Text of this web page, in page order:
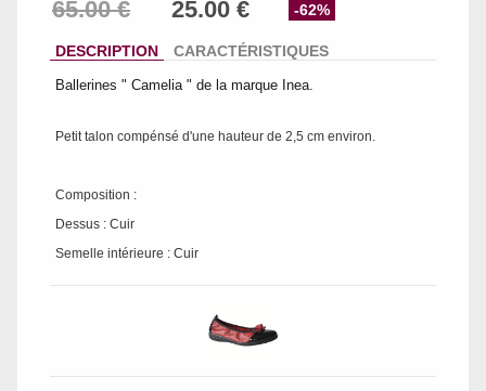
-62%
DESCRIPTION CARACTÉRISTIQUES
Ballerines " Camelia " de la marque Inea.
Petit talon compénsé d'une hauteur de 2,5 cm environ.
Composition :
Dessus : Cuir
Semelle intérieure : Cuir